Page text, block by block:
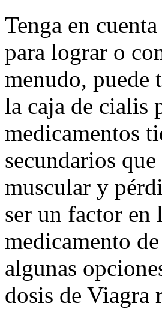
Tenga en
para lograr o
menudo, puede
la caja de cialis
medicamentos
secundarios
muscular y
ser un factor
medicamento
algunas
dosis de Viagra